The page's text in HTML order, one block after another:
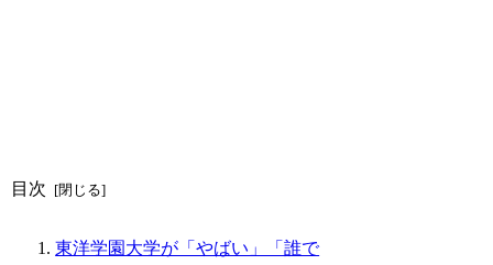
目次
東洋学園大学が「やばい」「誰で